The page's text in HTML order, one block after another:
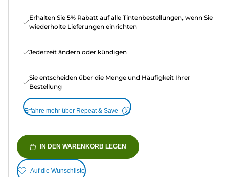
Erhalten Sie 5% Rabatt auf alle Tintenbestellungen, wenn Sie
wiederholte Lieferungen einrichten
Jederzeit ändern oder kündigen
Sie entscheiden über die Menge und Häufigkeit Ihrer
Bestellung
Erfahre mehr über Repeat & Save
IN DEN WARENKORB LEGEN
Auf die Wunschliste